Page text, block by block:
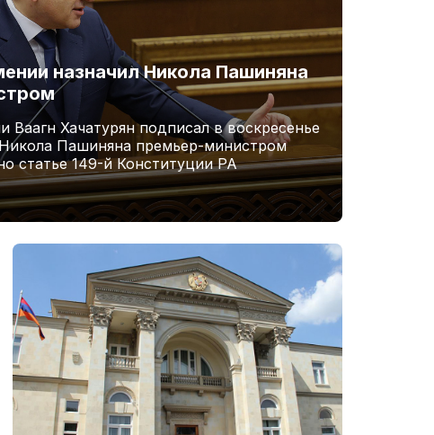
назначил Никола Пашиняна
Ваагн Хачатурян подписал в воскресенье
Пашиняна премьер-министром
статье 149-й Конституции РА